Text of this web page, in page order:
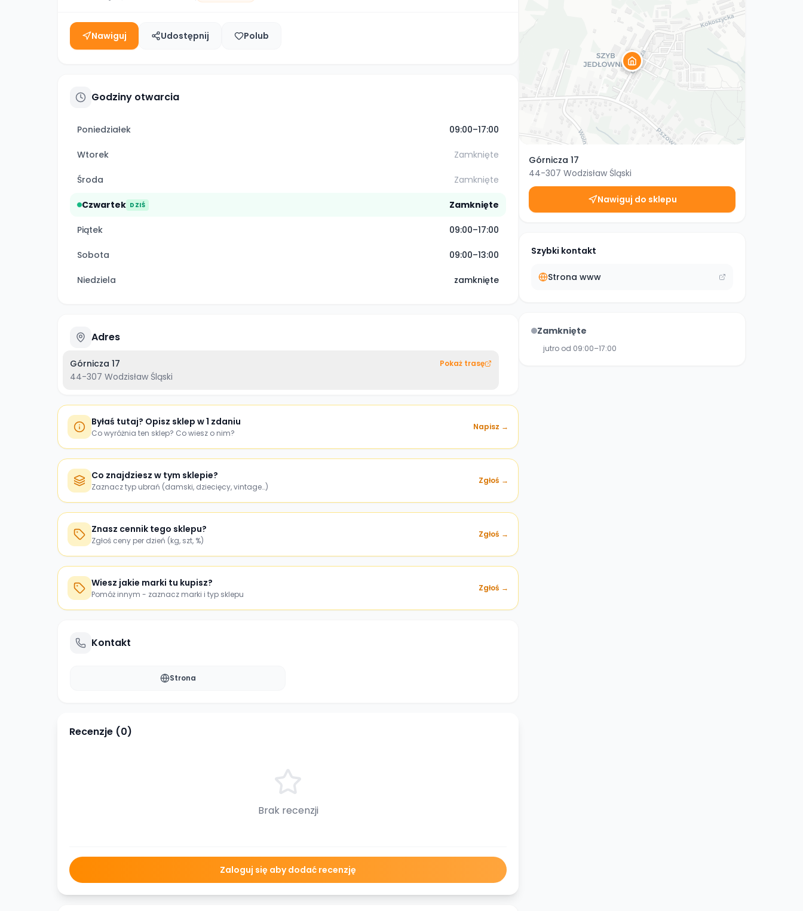
Nawiguj Udostępnij Polub
Godziny otwarcia
Poniedziałek 09:00–17:00
Wtorek Zamknięte
Środa Zamknięte
Czwartek DZIŚ Zamknięte
Piątek 09:00–17:00
Sobota 09:00–13:00
Niedziela zamknięte
Adres
Górnicza 17
44-307 Wodzisław Śląski
Pokaż trasę
Byłaś tutaj? Opisz sklep w 1 zdaniu
Co wyróżnia ten sklep? Co wiesz o nim?
Napisz →
Co znajdziesz w tym sklepie?
Zaznacz typ ubrań (damski, dziecięcy, vintage…)
Zgłoś →
Znasz cennik tego sklepu?
Zgłoś ceny per dzień (kg, szt, %)
Zgłoś →
Wiesz jakie marki tu kupisz?
Pomóż innym - zaznacz marki i typ sklepu
Zgłoś →
Kontakt
Strona
Recenzje (0)
Brak recenzji
Zaloguj się aby dodać recenzję
Górnicza 17
44-307 Wodzisław Śląski
Nawiguj do sklepu
Szybki kontakt
Strona www
Zamknięte
jutro od 09:00–17:00